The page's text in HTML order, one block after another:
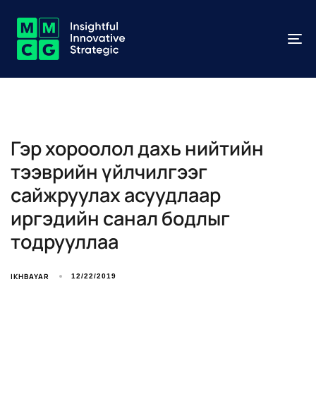
Гэр хороолол дахь нийтийн
тээврийн үйлчилгээг
сайжруулах асуудлаар
иргэдийн санал бодлыг
тодрууллаа
IKHBAYAR 12/22/2019